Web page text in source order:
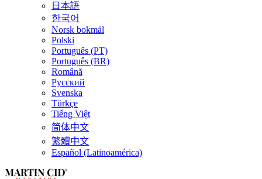
日本語
한국어
Norsk bokmål
Polski
Português (PT)
Português (BR)
Română
Русский
Svenska
Türkçe
Tiếng Việt
简体中文
繁體中文
Español (Latinoamérica)